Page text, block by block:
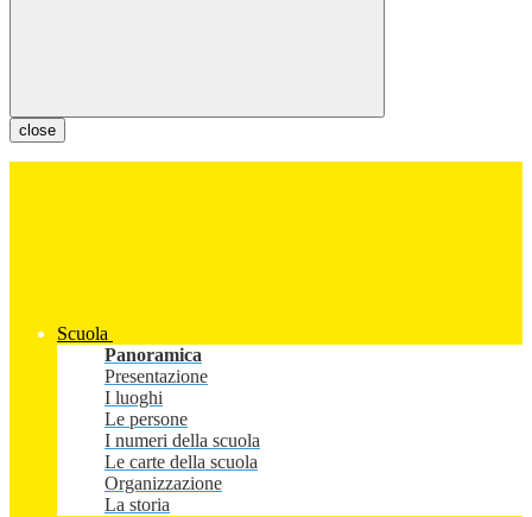
close
Scuola
Panoramica
Presentazione
I luoghi
Le persone
I numeri della scuola
Le carte della scuola
Organizzazione
La storia